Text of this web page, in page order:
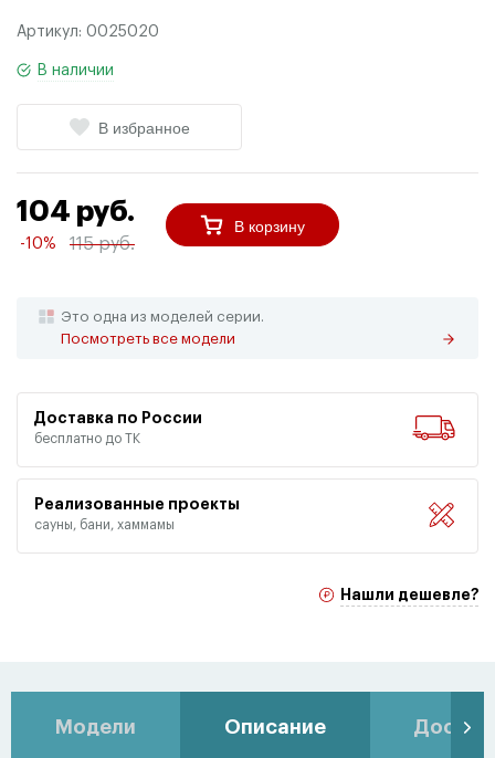
Артикул: 0025020
В наличии
В избранное
104 руб.
-10% 115 руб.
В корзину
Это одна из моделей серии.
Посмотреть все модели
Доставка по России
бесплатно до ТК
Реализованные проекты
сауны, бани, хаммамы
Нашли дешевле?
Модели Описание